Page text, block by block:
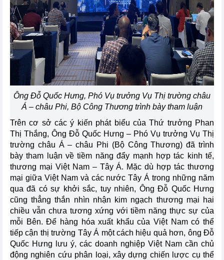
Ông Đỗ Quốc Hưng, Phó Vụ trưởng Vụ Thị trường châu
Á – châu Phi, Bộ Công Thương trình bày tham luận
Trên cơ sở các ý kiến phát biểu của Thứ trưởng Phan
Thị Thắng, Ông Đỗ Quốc Hưng – Phó Vụ trưởng Vụ Thị
trường châu Á – châu Phi (Bộ Công Thương) đã trình
bày tham luận về tiềm năng đẩy mạnh hợp tác kinh tế,
thương mại Việt Nam – Tây Á. Mặc dù hợp tác thương
mại giữa Việt Nam và các nước Tây Á trong những năm
qua đã có sự khởi sắc, tuy nhiên, Ông Đỗ Quốc Hưng
cũng thẳng thắn nhìn nhận kim ngạch thương mại hai
chiều vẫn chưa tương xứng với tiềm năng thực sự của
mỗi Bên. Để hàng hóa xuất khẩu của Việt Nam có thể
tiếp cận thị trường Tây Á một cách hiệu quả hơn, ông Đỗ
Quốc Hưng lưu ý, các doanh nghiệp Việt Nam cần chủ
động nghiên cứu phân loại, xây dựng chiến lược cụ thể